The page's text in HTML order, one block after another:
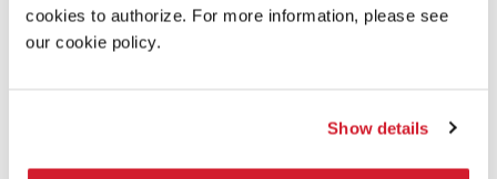
cookies to authorize. For more information, please see
our cookie policy.
Show details